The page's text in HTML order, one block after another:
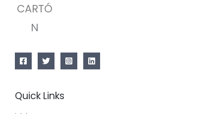
CARTÓ
N
Quick Links